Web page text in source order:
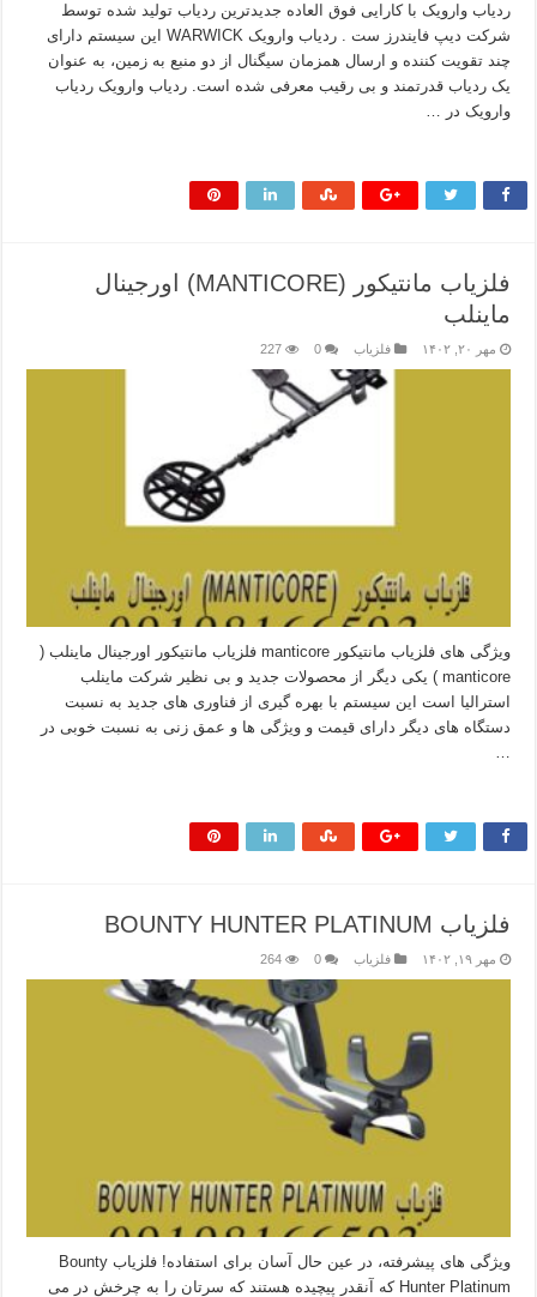
ردیاب وارویک با کارایی فوق العاده جدیدترین ردیاب تولید شده توسط
شرکت دیپ فایندرز ست . ردیاب وارویک WARWICK این سیستم دارای
چند تقویت کننده و ارسال همزمان سیگنال از دو منبع به زمین، به عنوان
یک ردیاب قدرتمند و بی رقیب معرفی شده است. ردیاب وارویک ردیاب
وارویک در …
فلزیاب مانتیکور (MANTICORE) اورجینال
ماینلب
مهر ۲۰, ۱۴۰۲ فلزیاب 0
227
ویژگی های فلزیاب مانتیکور manticore فلزیاب مانتیکور اورجینال ماینلب (
manticore ) یکی دیگر از محصولات جدید و بی نظیر شرکت ماینلب
استرالیا است این سیستم با بهره گیری از فناوری های جدید به نسبت
دستگاه های دیگر دارای قیمت و ویژگی ها و عمق زنی به نسبت خوبی در
…
فلزیاب BOUNTY HUNTER PLATINUM
مهر ۱۹, ۱۴۰۲ فلزیاب 0
264
ویژگی های پیشرفته، در عین حال آسان برای استفاده! فلزیاب Bounty
Hunter Platinum که آنقدر پیچیده هستند که سرتان را به چرخش در می